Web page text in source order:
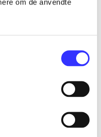
om de anvendte